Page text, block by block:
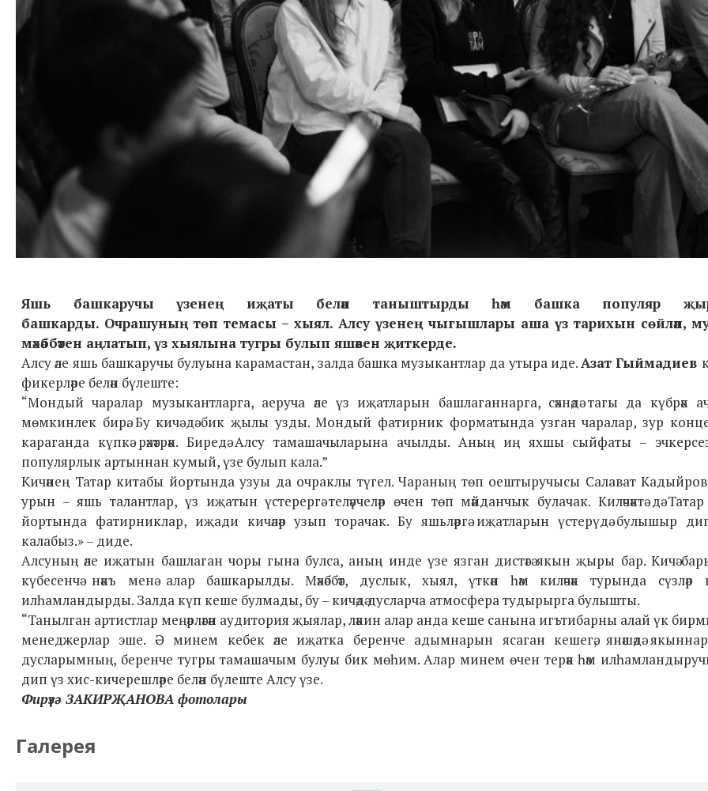
Яшь башкаручы үзенең иҗаты белән таныштырды һәм башка
популяр
башкарды. Очрашуның төп темасы – хыял. Алсу үзенең чыгышлары аша үз тарихын сөйләп,
мәхәббәтен аңлатып, үз хыялына тугры булып яшәвен җиткерде.
Алсу әле яшь башкаручы булуына карамастан, залда башка музыкантлар да утыра иде.Азат Гыймадиев
фикерләре белән бүлеште:
“Мондый чаралар музыкантларга, аеруча әле үз иҗатларын башлаганнарга, сәхнәдә тагы да күбрәк
мөмкинлек бирә. Бу кичә дә бик җылы узды. Мондый фатирник форматында узган чаралар, зур
караганда күпкә рәхәтрәк. Биредә Алсу тамашачыларына ачылды. Аның иң яхшы сыйфаты –
популярлык артыннан кумый, үзе булып кала.”
Кичәнең Татар китабы йортында узуы да очраклы түгел. Чараның төп оештыручысы Салават
урын – яшь талантлар, үз иҗатын үстерергә теләүчеләр өчен төп мәйданчык булачак. Киләчәктә дә
йортында фатирниклар, иҗади кичәләр узып торачак. Бу яшьләргә иҗатларын үстерүдә булышыр
калабыз.» – диде.
Алсуның әле иҗатын башлаган чоры гына булса, аның инде үзе язган дистәгә якын җыры бар. Кичә
күбесенчә нәкъ менә алар башкарылды. Мәхәббәт, дуслык, хыял, үткән һәм киләчәк турында сүзләр
илһамландырды. Залда күп кеше булмады, бу – кичәдә дусларча атмосфера тудырырга булышты.
“Танылган артистлар меңәрләгән аудитория җыялар, ләкин алар анда кеше санына игътибарны алай үк
менеджерлар эше. Ә минем кебек әле иҗатка беренче адымнарын ясаган кешегә, янәшәдә
дусларымның, беренче тугры тамашачым булуы бик мөһим. Алар минем өчен терәк һәм
дип үз хис-кичерешләре белән бүлеште Алсу үзе.
Фирүзә ЗАКИРҖАНОВА фотолары
Галерея